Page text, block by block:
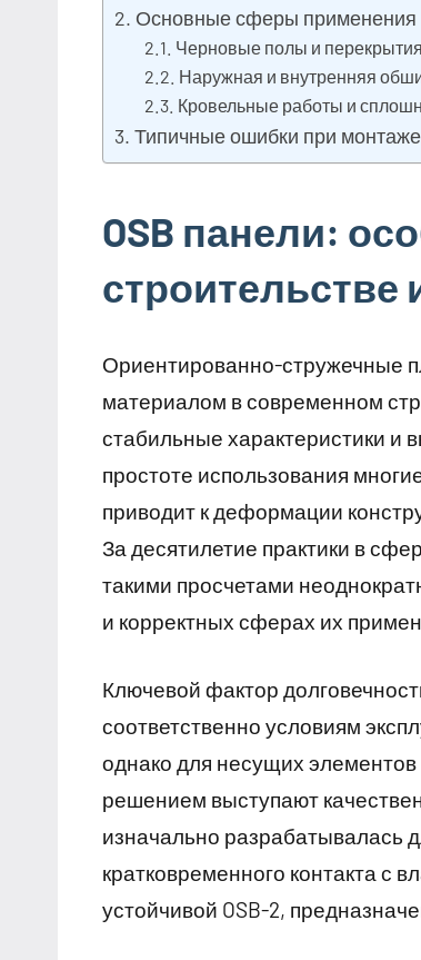
Основные сферы применения
Черновые полы и перекрытия
Наружная и внутренняя
Кровельные работы и
Типичные ошибки при монтаже
OSB панели:
строительстве
Ориентированно-стружечные
материалом в современном
стабильные характеристики и
простоте использования
приводит к деформации
За десятилетие практики в
такими просчетами
и корректных сферах их
Ключевой фактор
соответственно условиям
однако для несущих
решением выступают
изначально разрабатывалась
кратковременного контакта с
устойчивой OSB-2,